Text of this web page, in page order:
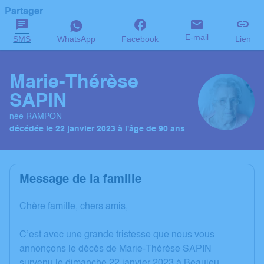
Partager
SMS WhatsApp Facebook E-mail Lien
Marie-Thérèse
SAPIN
née RAMPON
décédée le 22 janvier 2023 à l'âge de 90 ans
Message de la famille
Chère famille, chers amis,
C’est avec une grande tristesse que nous vous
annonçons le décès de Marie-Thérèse SAPIN